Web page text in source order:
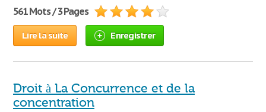
561 Mots / 3 Pages
Lire la suite Enregistrer
Droit à La Concurrence et de la
concentration